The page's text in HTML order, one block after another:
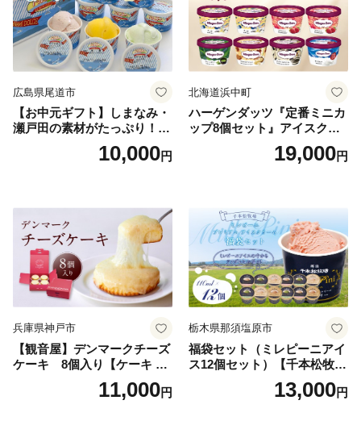
広島県尾道市
【お中元ギフト】しまなみ・
瀬戸田の素材がたっぷり！ジ
10,000円
北海道浜中町
ハーゲンダッツ『定番ミニカ
ップ8個セット』アイスクリ
ーム アイス スイーツ デザー
19,000円
兵庫県神戸市
【観音屋】デンマークチーズ
ケーキ 8個入り【ケーキ チ
ーズケーキ 人気スイーツ お
すすめスイーツ 神戸スイー
11,000円
栃木県那須塩原市
福袋セット（ミレピーニアイ
ス12個セット）【千本松牧
場】 ns025-014-12 【デザー
ト 詰め合わせ ギフト】
13,000円